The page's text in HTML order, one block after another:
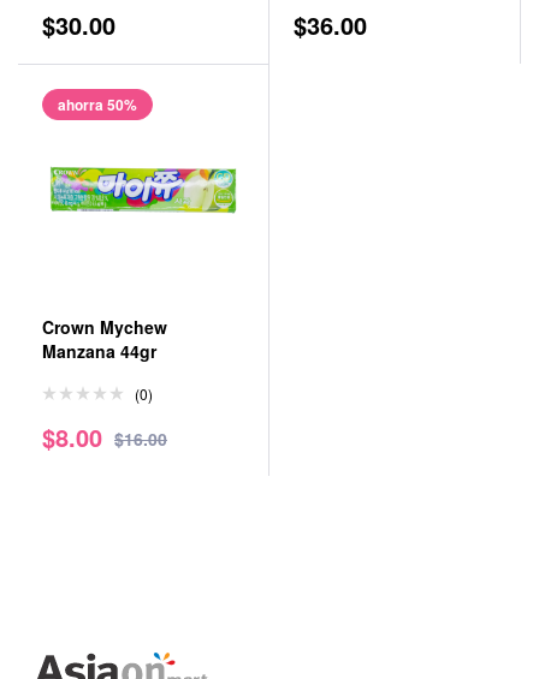
en5.00
de 5
$30.00 $36.00
ahorra 50%
Crown Mychew
Manzana 44gr
(0)
$16.00
$8.00